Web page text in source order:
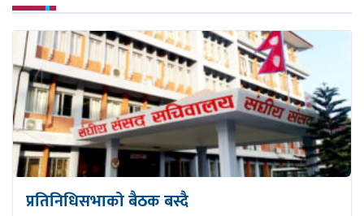
प्रतिनिधिसभाको बैठक बस्दै